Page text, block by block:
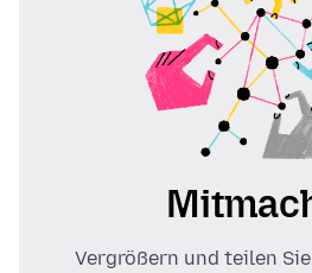
Vergrößern und teilen